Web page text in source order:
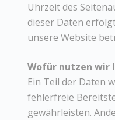
Uhrzeit des
dieser Daten
unsere Website
Wofür nutzen wir
Ein Teil der Daten
fehlerfreie
gewährleisten.